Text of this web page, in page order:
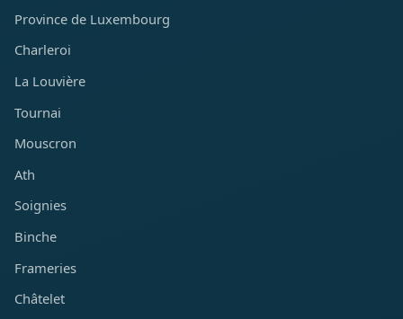
Province de Luxembourg
Charleroi
La Louvière
Tournai
Mouscron
Ath
Soignies
Binche
Frameries
Châtelet